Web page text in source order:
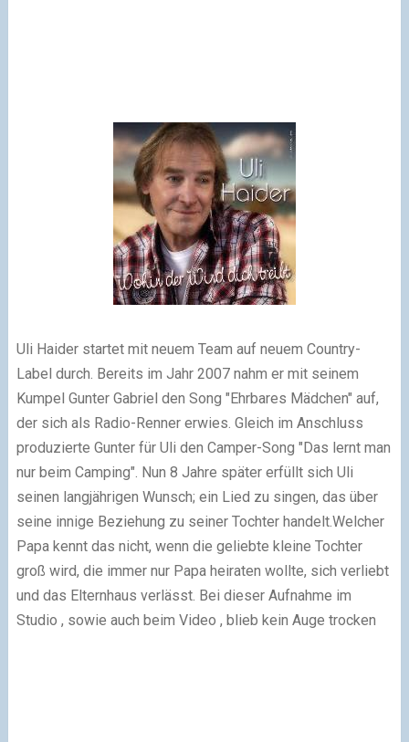
Uli Haider startet mit neuem Team auf neuem Country-
Label durch. Bereits im Jahr 2007 nahm er mit seinem
Kumpel Gunter Gabriel den Song "Ehrbares Mädchen" auf,
der sich als Radio-Renner erwies. Gleich im Anschluss
produzierte Gunter für Uli den Camper-Song "Das lernt man
nur beim Camping". Nun 8 Jahre später erfüllt sich Uli
seinen langjährigen Wunsch; ein Lied zu singen, das über
seine innige Beziehung zu seiner Tochter handelt.Welcher
Papa kennt das nicht, wenn die geliebte kleine Tochter
groß wird, die immer nur Papa heiraten wollte, sich verliebt
und das Elternhaus verlässt. Bei dieser Aufnahme im
Studio , sowie auch beim Video , blieb kein Auge trocken